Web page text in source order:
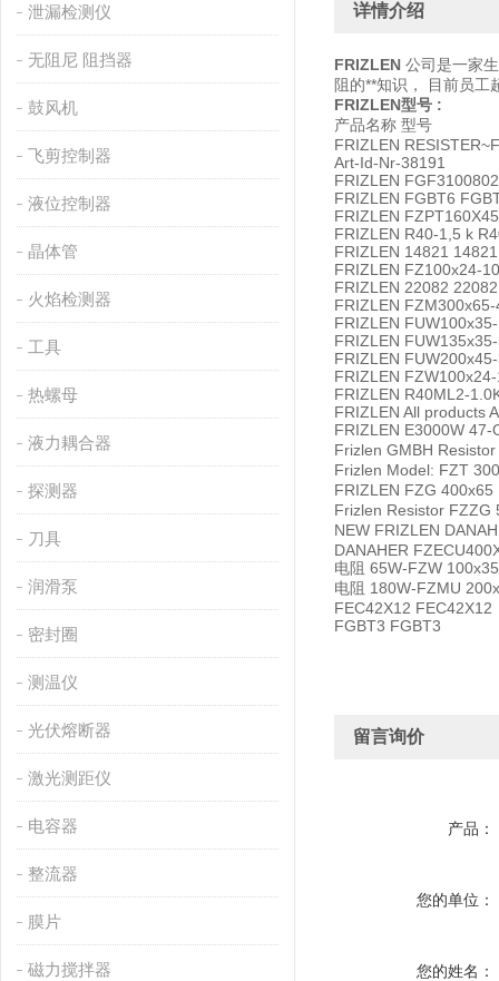
泄漏检测仪
无阻尼 阻挡器
鼓风机
飞剪控制器
液位控制器
晶体管
火焰检测器
工具
热螺母
液力耦合器
探测器
刀具
润滑泵
密封圈
测温仪
光伏熔断器
激光测距仪
电容器
整流器
膜片
磁力搅拌器
详情介绍
FRIZLEN 公司是一家
阻的**知识， 目前员
FRIZLEN型号 :
产品名称 型号
FRIZLEN
Art-Id-Nr-38191
FRIZLEN
FRIZLEN FGBT6
FRIZLEN
FRIZLEN R40-1,5 k
FRIZLEN 14821 14821
FRIZLEN FZ100x24-
FRIZLEN 22082 22082
FRIZLEN
FRIZLEN
FRIZLEN
FRIZLEN
FRIZLEN
FRIZLEN R40ML2-
FRIZLEN All products
FRIZLEN E3000W 47-
Frizlen GMBH
Frizlen Model: FZT
FRIZLEN FZG
Frizlen Resistor FZZG
NEW FRIZLEN
DANAHER
电阻 65W-FZW
电阻 180W-FZMU
FEC42X12 FEC42X12
FGBT3 FGBT3
留言询价
产品：
您的单位：
您的姓名：